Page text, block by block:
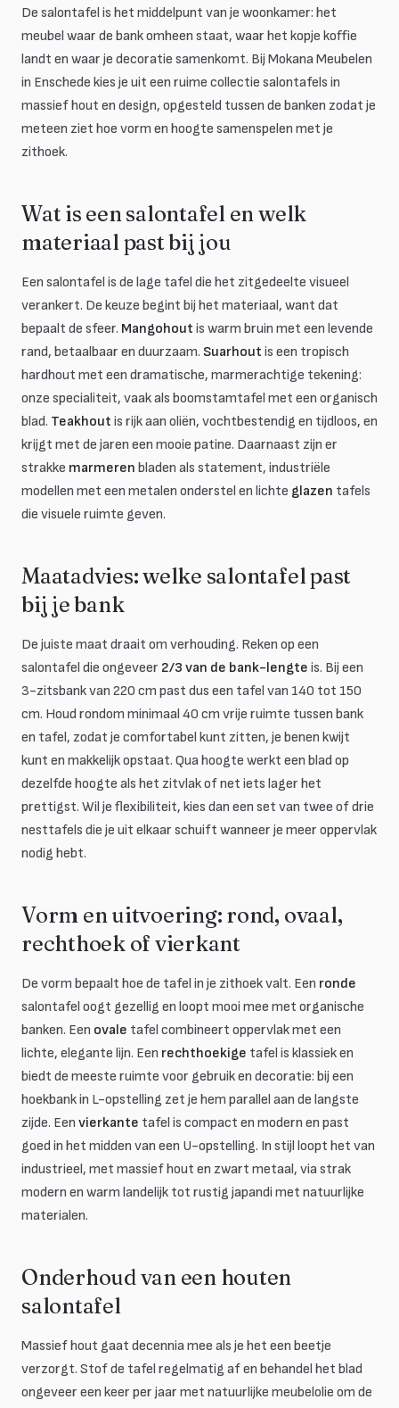
De salontafel is het middelpunt van je woonkamer: het
meubel waar de bank omheen staat, waar het kopje koffie
landt en waar je decoratie samenkomt. Bij Mokana Meubelen
in Enschede kies je uit een ruime collectie salontafels in
massief hout en design, opgesteld tussen de banken zodat je
meteen ziet hoe vorm en hoogte samenspelen met je
zithoek.
Wat is een salontafel en welk
materiaal past bij jou
Een salontafel is de lage tafel die het zitgedeelte visueel
verankert. De keuze begint bij het materiaal, want dat
bepaalt de sfeer. Mangohout is warm bruin met een levende
rand, betaalbaar en duurzaam. Suarhout is een tropisch
hardhout met een dramatische, marmerachtige tekening:
onze specialiteit, vaak als boomstamtafel met een organisch
blad. Teakhout is rijk aan oliën, vochtbestendig en tijdloos, en
krijgt met de jaren een mooie patine. Daarnaast zijn er
strakke marmeren bladen als statement, industriële
modellen met een metalen onderstel en lichte glazen tafels
die visuele ruimte geven.
Maatadvies: welke salontafel past
bij je bank
De juiste maat draait om verhouding. Reken op een
salontafel die ongeveer 2/3 van de bank-lengte is. Bij een
3-zitsbank van 220 cm past dus een tafel van 140 tot 150
cm. Houd rondom minimaal 40 cm vrije ruimte tussen bank
en tafel, zodat je comfortabel kunt zitten, je benen kwijt
kunt en makkelijk opstaat. Qua hoogte werkt een blad op
dezelfde hoogte als het zitvlak of net iets lager het
prettigst. Wil je flexibiliteit, kies dan een set van twee of drie
nesttafels die je uit elkaar schuift wanneer je meer oppervlak
nodig hebt.
Vorm en uitvoering: rond, ovaal,
rechthoek of vierkant
De vorm bepaalt hoe de tafel in je zithoek valt. Een ronde
salontafel oogt gezellig en loopt mooi mee met organische
banken. Een ovale tafel combineert oppervlak met een
lichte, elegante lijn. Een rechthoekige tafel is klassiek en
biedt de meeste ruimte voor gebruik en decoratie: bij een
hoekbank in L-opstelling zet je hem parallel aan de langste
zijde. Een vierkante tafel is compact en modern en past
goed in het midden van een U-opstelling. In stijl loopt het van
industrieel, met massief hout en zwart metaal, via strak
modern en warm landelijk tot rustig japandi met natuurlijke
materialen.
Onderhoud van een houten
salontafel
Massief hout gaat decennia mee als je het een beetje
verzorgt. Stof de tafel regelmatig af en behandel het blad
ongeveer een keer per jaar met natuurlijke meubelolie om de